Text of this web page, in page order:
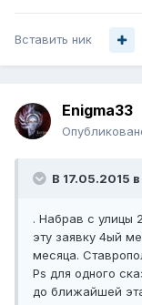
Вставить ник
Enigma33
В 17.05.2015
. Набрав с улицы
эту заявку 4ый
месяца.
Ps для одного
до ближайшей